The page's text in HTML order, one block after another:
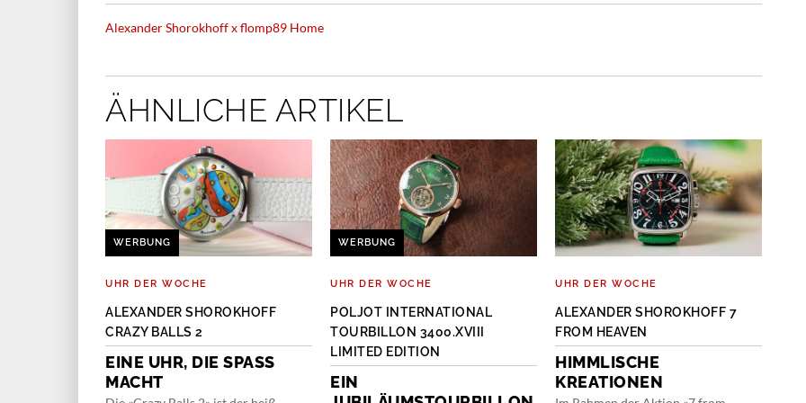
Alexander Shorokhoff x flomp89 Home
ÄHNLICHE ARTIKEL
WERBUNG
UHR DER WOCHE
ALEXANDER SHOROKHOFF
CRAZY BALLS 2
EINE UHR, DIE SPASS M
ACHT
WERBUNG
UHR DER WOCHE
POLJOT INTERNATIONAL
TOURBILLON 3400.XVIII
LIMITED EDITION
EIN
UHR DER WOCHE
ALEXANDER SHOROKHOFF 7
FROM HEAVEN
HIMMLISCHE
KREATIONEN